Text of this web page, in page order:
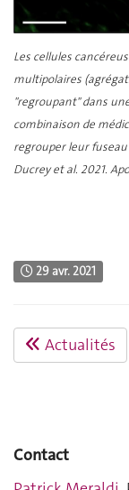
Les cellules
multipolaires
"regroupant" dans
combinaison de
regrouper leur
Ducrey et al. 2021.
29 avr. 2021
Actualités
Contact